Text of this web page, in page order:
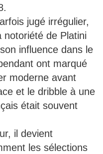
jugé irrégulier,
notoriété de Platini
influence dans le
ont marqué
moderne avant
et le dribble à une
était souvent
il devient
les sélections